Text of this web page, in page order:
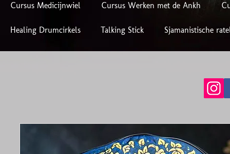
Cursus Medicijnwiel Cursus Werken met de Ankh
Healing Drumcirkels Talking Stick Sjamanistische